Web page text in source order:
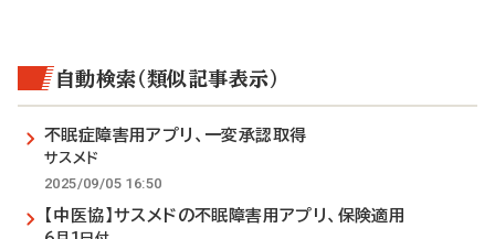
自動検索（類似記事表示）
不眠症障害用アプリ、一変承認取得
サスメド
2025/09/05 16:50
【中医協】サスメドの不眠障害用アプリ、保険適用